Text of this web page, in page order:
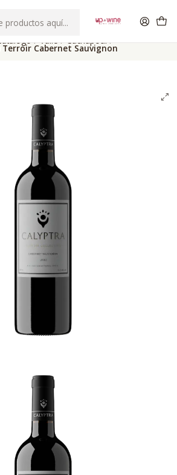
Valle Cachapoal
Terroir Cabernet Sauvignon